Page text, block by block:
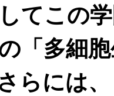
てこの
「多細
らには